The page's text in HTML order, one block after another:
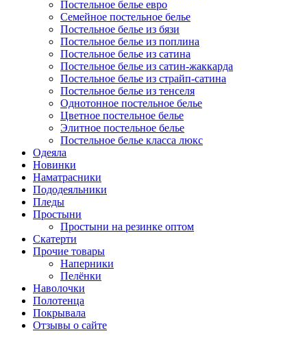
Постельное белье евро
Семейное постельное белье
Постельное белье из бязи
Постельное белье из поплина
Постельное белье из сатина
Постельное белье из сатин-жаккарда
Постельное белье из страйп-сатина
Постельное белье из тенселя
Однотонное постельное белье
Цветное постельное белье
Элитное постельное белье
Постельное белье класса люкс
Одеяла
Новинки
Наматрасники
Пододеяльники
Пледы
Простыни
Простыни на резинке оптом
Скатерти
Прочие товары
Наперники
Пелёнки
Наволочки
Полотенца
Покрывала
Отзывы о сайте